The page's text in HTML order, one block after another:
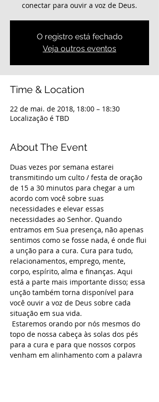
conectar para ouvir a voz de Deus.
O registro está fechado
Veja outros eventos
Time & Location
22 de mai. de 2018, 18:00 – 18:30
Localização é TBD
About The Event
Duas vezes por semana estarei
transmitindo um culto / festa de oração
de 15 a 30 minutos para chegar a um
acordo com você sobre suas
necessidades e elevar essas
necessidades ao Senhor. Quando
entramos em Sua presença, não apenas
sentimos como se fosse nada, é onde flui
a unção para a cura. Cura para tudo,
relacionamentos, emprego, mente,
corpo, espírito, alma e finanças. Aqui
está a parte mais importante disso; essa
unção também torna disponível para
você ouvir a voz de Deus sobre cada
situação em sua vida.
topo de nossa cabeça às solas dos pés
para a cura e para que nossos corpos
venham em alinhamento com a palavra